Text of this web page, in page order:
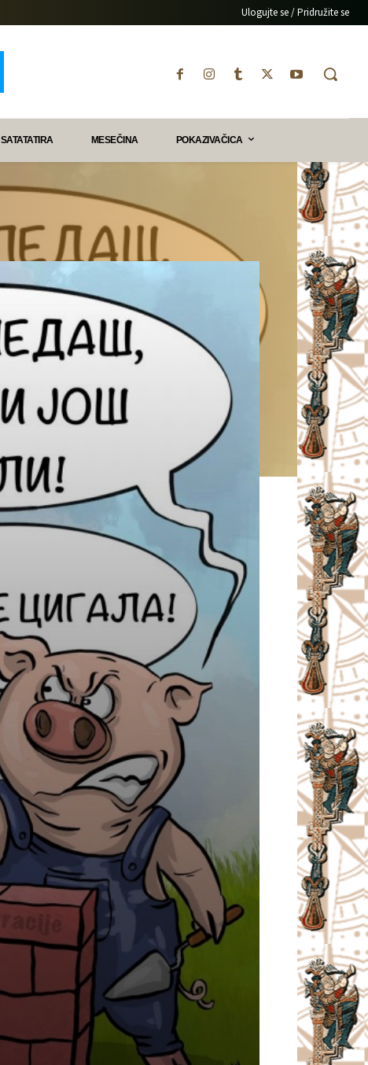
Ulogujte se / Pridružite se
SATATATIRA MESEČINA POKAZIVAČICA